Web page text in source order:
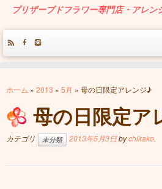
プリザーブドフラワー専門店・アレ
ホーム » 2013 » 5月 » 母の日限定アレンジ♪
母の日限定ア
カテゴリ 未分類 2013年5月3日bychikako.